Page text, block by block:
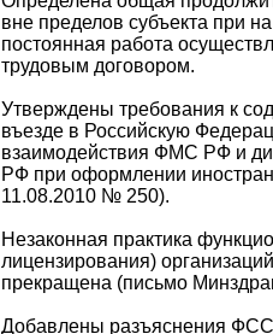
вне пределов субъекта при
постоянная работа
трудовым договором.
Утверждены требования к
въезде в Российскую
взаимодействия ФМС РФ и
РФ при оформлении
11.08.2010 № 250).
Незаконная практика
лицензирования)
прекращена (письмо
Добавлены разъяснения ФСС